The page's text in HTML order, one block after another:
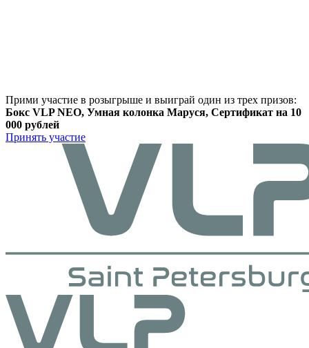
Прими участие в розыгрыше и выиграй один из трех призов:
Бокс VLP NEO, Умная колонка Маруся, Сертификат на 10
000 рублей
Принять участие